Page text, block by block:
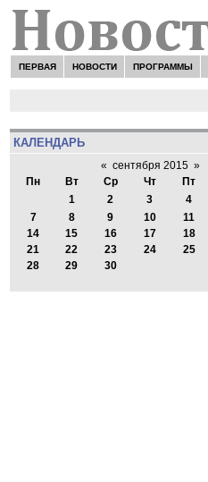
ПЕРВАЯ НОВОСТИ ПРОГРАММЫ
КАЛЕНДАРЬ
« сентября 2015 »
Пн
Вт Ср Чт Пт
1
2 3 4
7
8 9 10 11
14
15 16 17 18
21
22 23 24 25
28
29 30